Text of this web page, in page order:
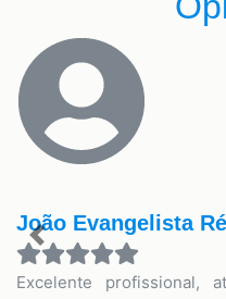
João Evangelista
Excelente profissional,
Previous